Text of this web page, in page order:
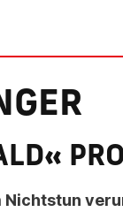
Nichtstun